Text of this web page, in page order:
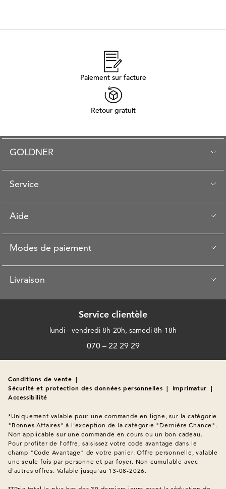
Paiement sur facture
Retour gratuit
GOLDNER
Service
Aide
Modes de paiement
Livraison
Service clientèle
lundi - vendredi 8h-20h, samedi 8h-18h
070 – 22 29 29
Conditions de vente |
Sécurité et protection des données personnelles | Imprimatur |
Accessibilité
*Uniquement valable pour une commande en ligne, sur la catégorie
"Bonnes Affaires" à l'exception de la catégorie "Dernière Chance".
Non applicable sur une commande en cours ou un bon cadeau.
Pour profiter de l'offre, saisissez votre code avantage dans le
champ "Code Avantage" de votre panier. Offre personnelle, valable
une seule fois par personne et par foyer. Non cumulable avec
d'autres offres. Valable jusqu'au 13-08-2026.